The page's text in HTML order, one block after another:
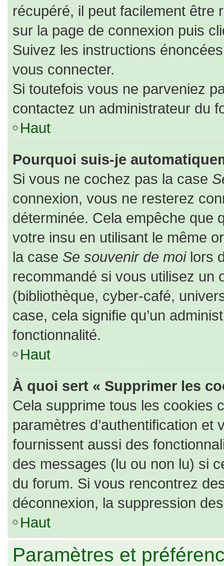
récupéré, il peut facilement être
sur la page de connexion puis
Suivez les instructions
vous connecter.
Si toutefois vous ne parveniez
contactez un administrateur du
Haut
Pourquoi suis-je
Si vous ne cochez pas la case
connexion, vous ne resterez
déterminée. Cela empêche que
votre insu en utilisant le même
la case Se souvenir de moilors
recommandé si vous utilisez un
(bibliothèque, cyber-café,
case, cela signifie qu’un
fonctionnalité.
Haut
À quoi sert « Supprimer les
Cela supprime tous les cookies
paramètres d’authentification
fournissent aussi des
des messages (lu ou non lu) si
du forum. Si vous rencontrez
déconnexion, la suppression
Haut
Paramètres et